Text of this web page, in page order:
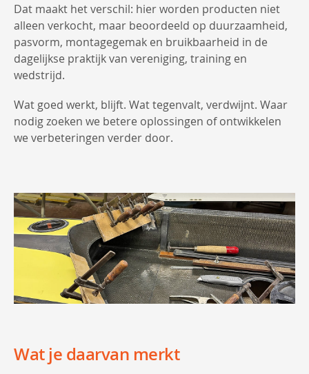
Dat maakt het verschil: hier worden producten niet
alleen verkocht, maar beoordeeld op duurzaamheid,
pasvorm, montagegemak en bruikbaarheid in de
dagelijkse praktijk van vereniging, training en
wedstrijd.
Wat goed werkt, blijft. Wat tegenvalt, verdwijnt. Waar
nodig zoeken we betere oplossingen of ontwikkelen
we verbeteringen verder door.
Wat je daarvan merkt